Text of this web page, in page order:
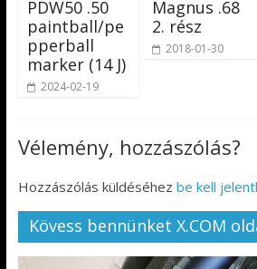
PDW50 .50
paintball/pe
pperball
marker (14 J)
2024-02-19
Magnus .68
2. rész
2018-01-30
Vélemény, hozzászólás?
Hozzászólás küldéséhez be kell
Kövess bennünket X.COM